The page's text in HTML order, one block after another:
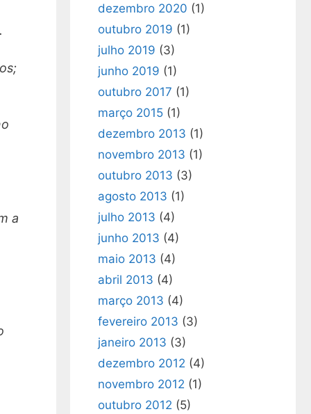
a
dezembro 2020 (1)
outubro 2019 (1)
julho 2019 (3)
junho 2019 (1)
outubro 2017 (1)
março 2015 (1)
dezembro 2013 (1)
novembro 2013 (1)
outubro 2013 (3)
agosto 2013 (1)
julho 2013 (4)
junho 2013 (4)
maio 2013 (4)
abril 2013 (4)
março 2013 (4)
fevereiro 2013 (3)
janeiro 2013 (3)
dezembro 2012 (4)
novembro 2012 (1)
outubro 2012 (5)